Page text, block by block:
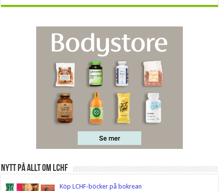
Nytt på Allt om LCHF
Köp LCHF-böcker på bokrean